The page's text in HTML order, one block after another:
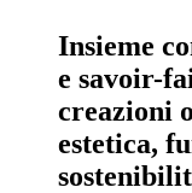
Insieme
e savoir-
creazioni
estetica,